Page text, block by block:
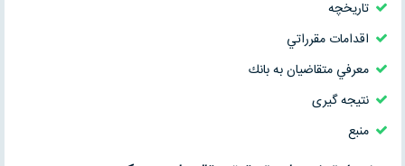
تاريخچه
اقدامات مقرراتي
معرفي متقاضيان به بانك
نتیجه گیری
منبع